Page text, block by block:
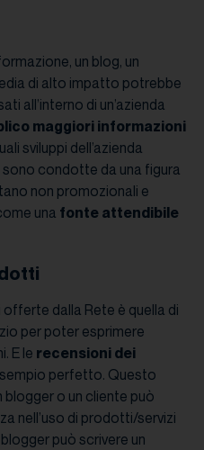
un blog, un
di alto impatto potrebbe
all’interno di un’azienda
maggiori informazioni
sviluppi dell’azienda
condotte da una figura
non promozionali e
una fonte attendibile
dalla Rete è quella di
per poter esprimere
E le recensioni dei
perfetto. Questo
blogger o un cliente può
nell’uso di prodotti/servizi
può scrivere un